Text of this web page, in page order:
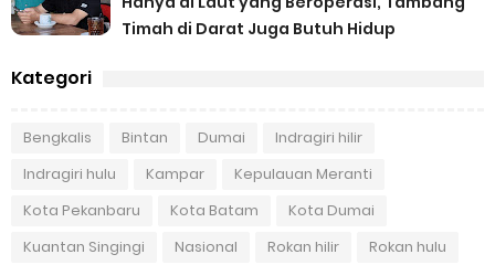
Timah di Darat Juga Butuh Hidup
Kategori
Bengkalis Bintan Dumai
Indragiri hilir
Indragiri hulu
Kampar
Kepulauan Meranti
Kota Pekanbaru
Kota Batam
Kota Dumai
Kuantan Singingi
Nasional Rokan hilir
Rokan hulu